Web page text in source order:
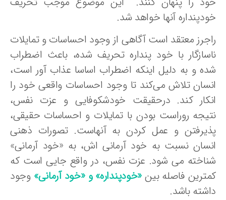
آنها خواهد شد.
معتقد است آگاهی از وجود احساسات و تمایلات
با خود پنداره تحریف شده، باعث اضطراب
و به دلیل اینکه اضطراب اساسا عذاب آور است،
تلاش می‌کند تا وجود احساسات واقعی خود را
کند. درحقیقت خودشکوفایی و عزت نفس،
روراست بودن با تمایلات و احساسات حقیقی،
و عمل کردن به آنهاست. تصورات ذهنی
نسبت به خود آرمانی اش، به «خود آرمانی»
می شود. عزت نفس، در واقع جایی است که
فاصله بین«خودپنداره» و «خود آرمانی»وجود
باشد.